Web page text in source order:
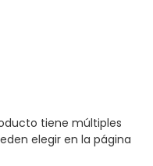
tiene múltiples
elegir en la página